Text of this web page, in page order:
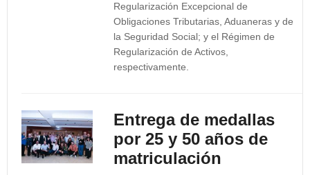
Regularización Excepcional de
Obligaciones Tributarias, Aduaneras y de
la Seguridad Social; y el Régimen de
Regularización de Activos,
respectivamente.
Entrega de medallas
por 25 y 50 años de
matriculación